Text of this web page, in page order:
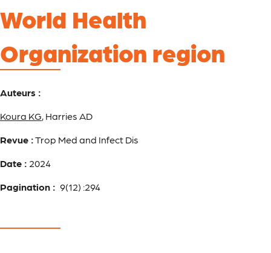
World Health
Organization region
Auteurs :
Koura KG, Harries AD
Revue :Trop Med and Infect Dis
Date : 2024
Pagination : 9(12) :294